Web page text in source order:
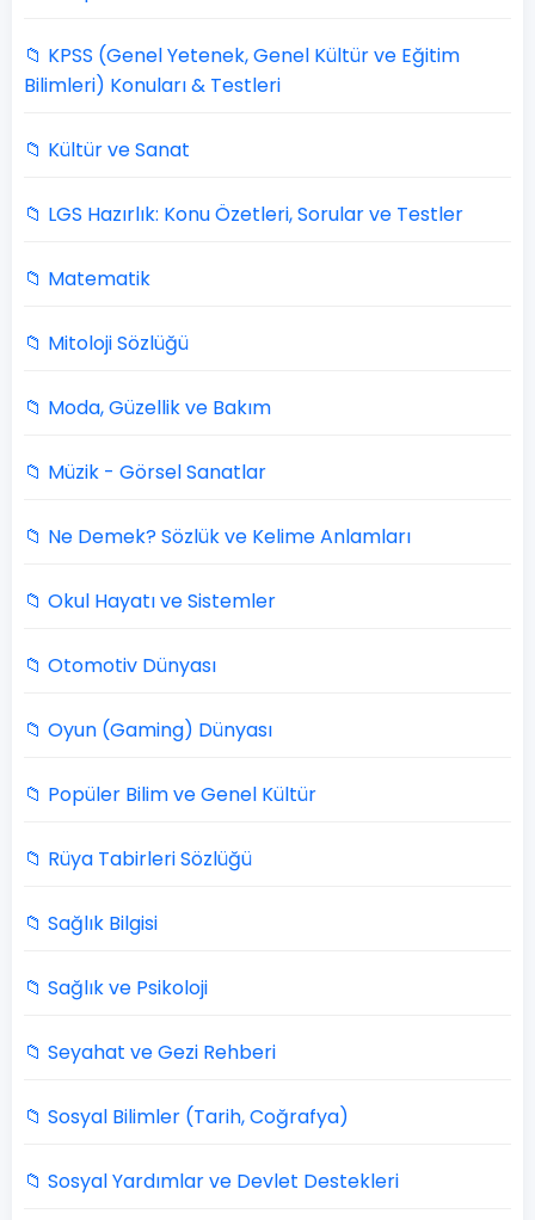
📁 KPSS (Genel Yetenek, Genel Kültür ve Eğitim
Bilimleri) Konuları & Testleri
📁 Kültür ve Sanat
📁 LGS Hazırlık: Konu Özetleri, Sorular ve Testler
📁 Matematik
📁 Mitoloji Sözlüğü
📁 Moda, Güzellik ve Bakım
📁 Müzik - Görsel Sanatlar
📁 Ne Demek? Sözlük ve Kelime Anlamları
📁 Okul Hayatı ve Sistemler
📁 Otomotiv Dünyası
📁 Oyun (Gaming) Dünyası
📁 Popüler Bilim ve Genel Kültür
📁 Rüya Tabirleri Sözlüğü
📁 Sağlık Bilgisi
📁 Sağlık ve Psikoloji
📁 Seyahat ve Gezi Rehberi
📁 Sosyal Bilimler (Tarih, Coğrafya)
📁 Sosyal Yardımlar ve Devlet Destekleri